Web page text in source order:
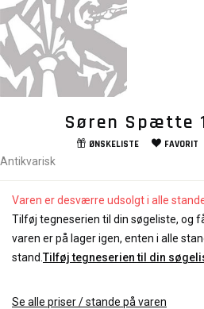
Søren Spætte
ØNSKELISTE FAVORIT
Antikvarisk
Varen er desværre udsolgt i alle
Tilføj tegneserien til din søgeliste, og
varen er på lager igen, enten i alle
stand. Tilføj tegneserien til din
Se alle priser / stande på varen